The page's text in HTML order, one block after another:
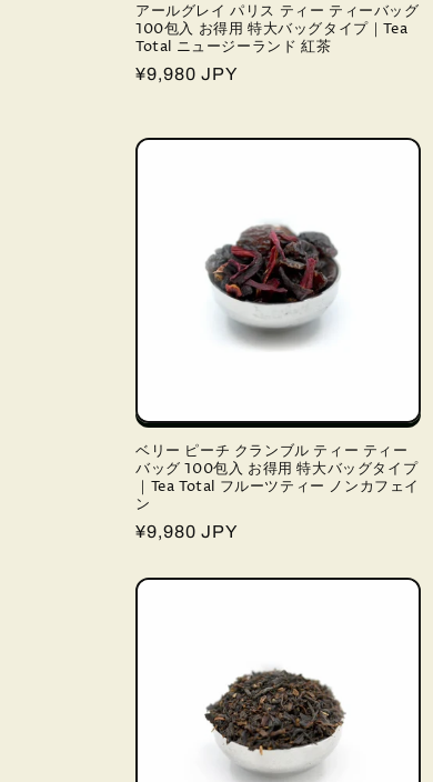
アールグレイ パリス ティー ティーバッグ
100包入 お得用 特大バッグタイプ｜Tea
Total ニュージーランド 紅茶
通
格
¥9,980 JPY
ベリー ピーチ クランブル ティー ティー
バッグ 100包入 お得用 特大バッグタイプ
｜Tea Total フルーツティー ノンカフェイ
ン
通
価
¥9,980 JPY